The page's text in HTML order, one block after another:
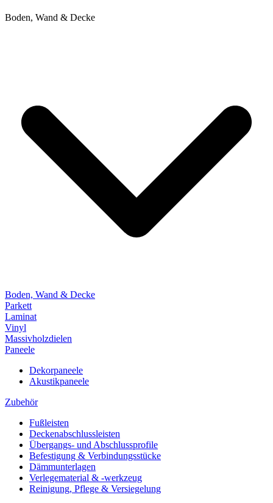
Boden, Wand & Decke
Boden, Wand & Decke
Parkett
Laminat
Vinyl
Massivholzdielen
Paneele
Dekorpaneele
Akustikpaneele
Zubehör
Fußleisten
Deckenabschlussleisten
Übergangs- und Abschlussprofile
Befestigung & Verbindungsstücke
Dämmunterlagen
Verlegematerial & -werkzeug
Reinigung, Pflege & Versiegelung